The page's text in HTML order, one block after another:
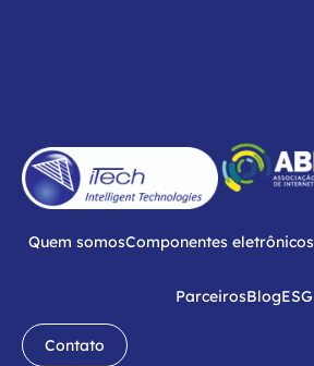
Quem somosComponentes eletrônicos
ParceirosBlogESG
Contato